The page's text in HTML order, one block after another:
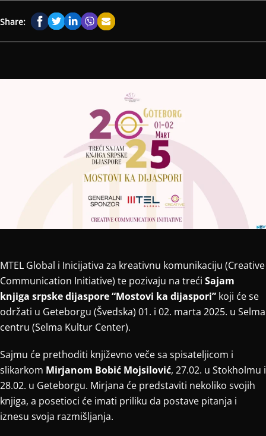
Share:
MTEL Global i Inicijativa za kreativnu komunikaciju (Creative
Communication Initiative) te pozivaju na treći Sajam
knjiga srpske dijaspore “Mostovi ka dijaspori” koji će se
održati u Geteborgu (Švedska) 01. i 02. marta 2025. u Selma
centru (Selma Kultur Center).
Sajmu će prethoditi književno veče sa spisateljicom i
slikarkom Mirjanom Bobić Mojsilović, 27.02. u Stokholmu i
28.02. u Geteborgu. Mirjana će predstaviti nekoliko svojih
knjiga, a posetioci će imati priliku da postave pitanja i
iznesu svoja razmišljanja.